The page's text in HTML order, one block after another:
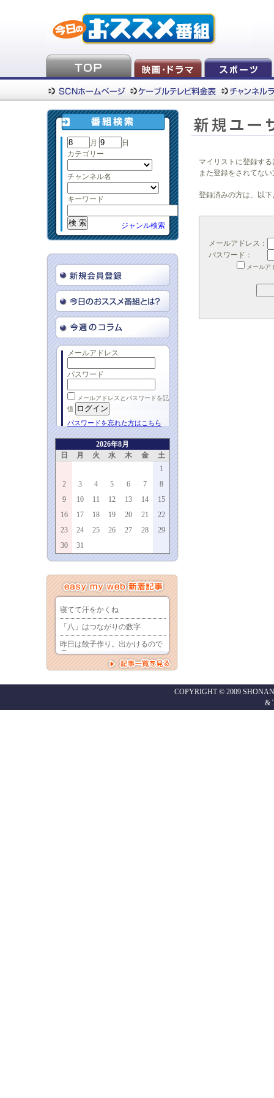
月
日
カテゴリー
チャンネル名
キーワード
ジャンル検索
メールアドレス
パスワード
メールアドレスとパスワードを記
憶
パスワードを忘れた方はこちら
2026年8月
日
月 火 水 木 金
土
1
2
3 4 5 6 7
8
9
10 11 12 13 14
15
16
17 18 19 20 21
22
23
24 25 26 27 28
29
30
31
マイリストに登録す
また登録をされてな
登録済みの方は、以
メールアドレス：
パスワード：
メールア
COPYRIGHT © 2009
&